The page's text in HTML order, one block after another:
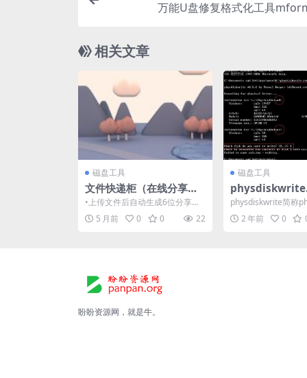
万能U盘修复格式化工具
相关文章
磁盘工具
文件快递柜（在线分享文
件）
•上传文件后自动生成6位分享码
和分享链接 •文件默认保留24小
时，超期自动删除 ...
5 月前 0 0 22
磁盘工具
5.3 IMG写盘工
误删电脑硬盘）
physdiskwrite简称
G写盘工具，用于硬
可以...2 年前 0
盼盼资源网，就是牛。